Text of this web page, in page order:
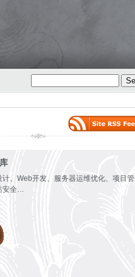
、Web开发、服务器运维优化、项目管
安全…